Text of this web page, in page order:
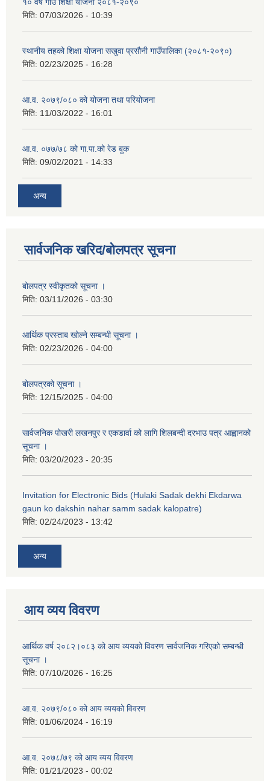
मिति: 07/03/2026 - 10:39
स्थानीय तहको शिक्षा योजना सखुवा प्रसौनी गाउँपालिका (२०८१-२०९०)
मिति: 02/23/2025 - 16:28
आ.व. २०७९/०८० को योजना तथा परियोजना
मिति: 11/03/2022 - 16:01
आ.व. ०७७/७८ को गा.पा.को रेड बुक
मिति: 09/02/2021 - 14:33
अन्य
सार्वजनिक खरिद/बोलपत्र सूचना
बोलपत्र स्वीकृतको सूचना ।
मिति: 03/11/2026 - 03:30
आर्थिक प्रस्ताब खोल्ने सम्बन्धी सूचना ।
मिति: 02/23/2026 - 04:00
बोलपत्रको सूचना ।
मिति: 12/15/2025 - 04:00
सार्वजनिक पोखरी लखनपुर र एकडार्वा को लागि शिलबन्दी दरभाउ पत्र आह्वानको
सूचना ।
मिति: 03/20/2023 - 20:35
Invitation for Electronic Bids (Hulaki Sadak dekhi Ekdarwa
gaun ko dakshin nahar samm sadak kalopatre)
मिति: 02/24/2023 - 13:42
अन्य
आय व्यय विवरण
आर्थिक वर्ष २०८२।०८३ को आय व्ययको विवरण सार्वजनिक गरिएको सम्बन्धी
सूचना ।
मिति: 07/10/2026 - 16:25
आ.व. २०७९/०८० को आय व्ययको विवरण
मिति: 01/06/2024 - 16:19
आ.व. २०७८/७९ को आय व्यय विवरण
मिति: 01/21/2023 - 00:02